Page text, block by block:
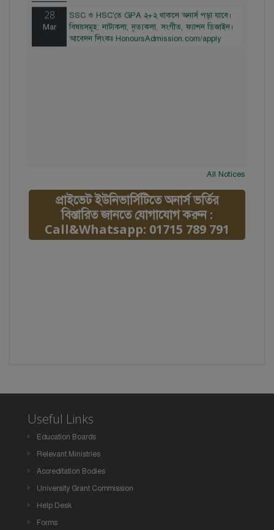
28
Mar
SSC ও HSC'তে GPA ২+২ থাকলে অনার্স পড়া যাবে।
বিষয়সমূহ: নাট্যকলা, নৃত্যকলা, সংগীত, ফ্যাশন ডিজাইন।
আবেদন লিংকঃ HonoursAdmission.com/apply
All Notices
প্রাইভেট ইউনিভার্সিটিতে অনার্স ভর্তির
বিস্তারিত জানতে যোগাযোগ করুন :
Call&Whatsapp: 01715 789 791
Useful Links
Education Boards
Relevant Ministries
Accreditation Bodies
University Grant Commission
Help Desk
Forms